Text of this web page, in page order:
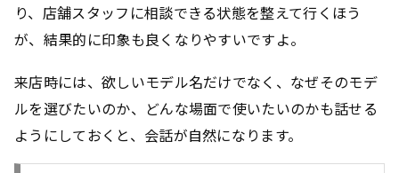
り、店舗スタッフに相談できる状態を整えて行くほう
が、結果的に印象も良くなりやすいですよ。
来店時には、欲しいモデル名だけでなく、なぜそのモデ
ルを選びたいのか、どんな場面で使いたいのかも話せる
ようにしておくと、会話が自然になります。